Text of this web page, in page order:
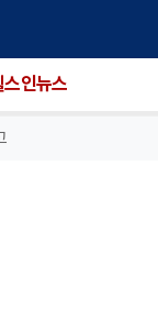
스인뉴스